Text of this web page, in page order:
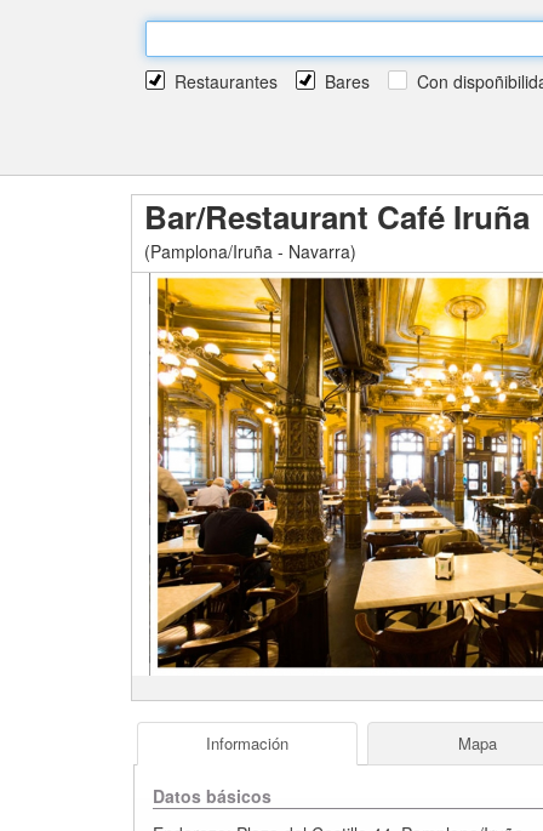
Restaurantes Bares Con
Bar/Restaurant Café Iruña
(Pamplona/Iruña - Navarra)
Información Mapa
Datos básicos